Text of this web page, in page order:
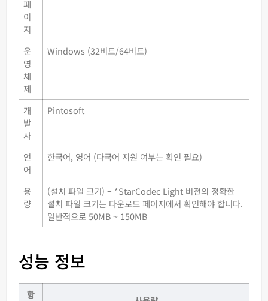
페
이
지
운
영
체
제
Windows (32비트/64비트)
개
발
사
Pintosoft
언
어
한국어, 영어 (다국어 지원 여부는 확인 필요)
용
량
(설치 파일 크기) – *StarCodec Light 버전의 정확한
설치 파일 크기는 다운로드 페이지에서 확인해야 합니다.
일반적으로 50MB ~ 150MB
성능 정보
항